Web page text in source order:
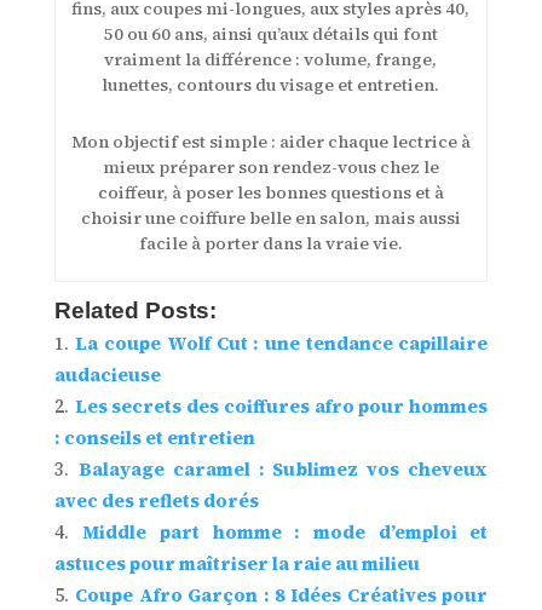
fins, aux coupes mi-longues, aux styles après 40,
50 ou 60 ans, ainsi qu’aux détails qui font
vraiment la différence : volume, frange,
lunettes, contours du visage et entretien.
Mon objectif est simple : aider chaque lectrice à
mieux préparer son rendez-vous chez le
coiffeur, à poser les bonnes questions et à
choisir une coiffure belle en salon, mais aussi
facile à porter dans la vraie vie.
Related Posts:
La coupe Wolf Cut : une tendance capillaire
audacieuse
Les secrets des coiffures afro pour hommes
: conseils et entretien
Balayage caramel : Sublimez vos cheveux
avec des reflets dorés
Middle part homme : mode d’emploi et
astuces pour maîtriser la raie au milieu
Coupe Afro Garçon : 8 Idées Créatives pour